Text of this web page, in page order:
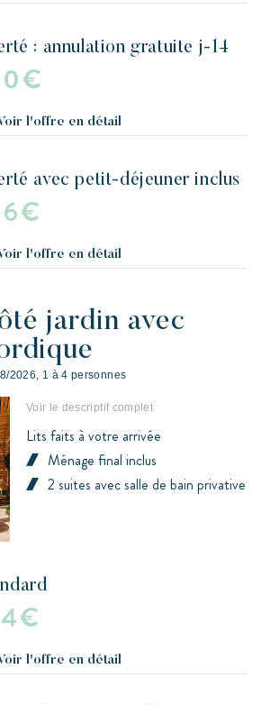
: annulation gratuite j-14
l'offre en détail
avec petit-déjeuner inclus
l'offre en détail
jardin avec
2026, 1 à 4 personnes
Voir le descriptif complet
Lits faits à votre arrivée
Ménage final inclus
2 suites avec salle de bain privative
l'offre en détail